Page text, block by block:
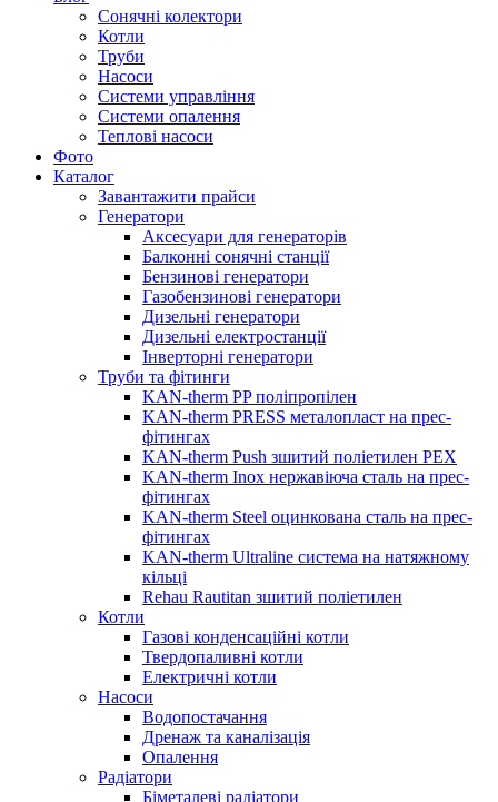
Сонячні колектори
Котли
Труби
Насоси
Системи управління
Системи опалення
Теплові насоси
Фото
Каталог
Завантажити прайси
Генератори
Аксесуари для генераторів
Балконні сонячні станції
Бензинові генератори
Газобензинові генератори
Дизельні генератори
Дизельні електростанції
Інверторні генератори
Труби та фітинги
KAN-therm PP поліпропілен
KAN-therm PRESS металопласт на прес-
фітингах
KAN-therm Push зшитий поліетилен PEX
KAN-therm Inox нержавіюча сталь на прес-
фітингах
KAN-therm Steel оцинкована сталь на прес-
фітингах
KAN-therm Ultraline система на натяжному
кільці
Rehau Rautitan зшитий поліетилен
Котли
Газові конденсаційні котли
Твердопаливні котли
Електричні котли
Насоси
Водопостачання
Дренаж та каналізація
Опалення
Радіатори
Біметалеві радіатори